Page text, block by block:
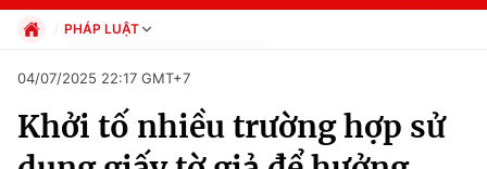
Chuyên mục
PHÁP LUẬT
Xã hội
Pháp luật
04/07/2025 22:17 GMT+7
Khởi tố nhiều trường hợp sử